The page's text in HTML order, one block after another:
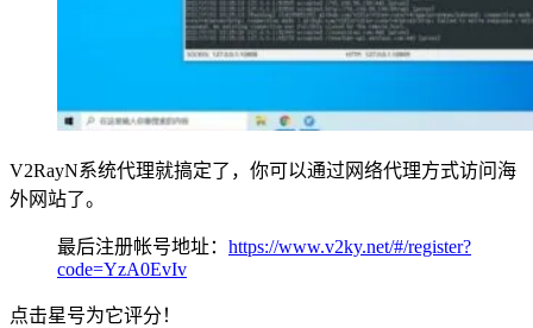
V2RayN系统代理就搞定了，你可以通过网络代理方式访问海
外网站了。
最后注册帐号地址： https://www.v2ky.net/#/register?
code=YzA0EvIv
点击星号为它评分！